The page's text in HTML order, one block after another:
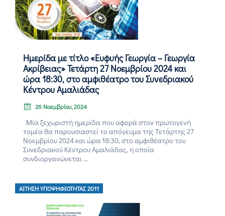
Ημερίδα με τίτλο «Ευφυής Γεωργία – Γεωργία
Ακρίβειας» Τετάρτη 27 Νοεμβρίου 2024 και
ώρα 18:30, στο αμφιθέατρο του Συνεδριακού
Κέντρου Αμαλιάδας
26 Νοεμβρίου, 2024
Μία ξεχωριστή ημερίδα που αφορά στον πρωτογενή
τομέα θα παρουσιαστεί το απόγευμα της Τετάρτης 27
Νοεμβρίου 2024 και ώρα 18:30, στο αμφιθέατρο του
Συνεδριακού Κέντρου Αμαλιάδας, η οποία
συνδιοργανώνεται ...
ΑΊΤΗΣΗ ΥΠΟΨΗΦΙΌΤΗΤΑΣ 2011